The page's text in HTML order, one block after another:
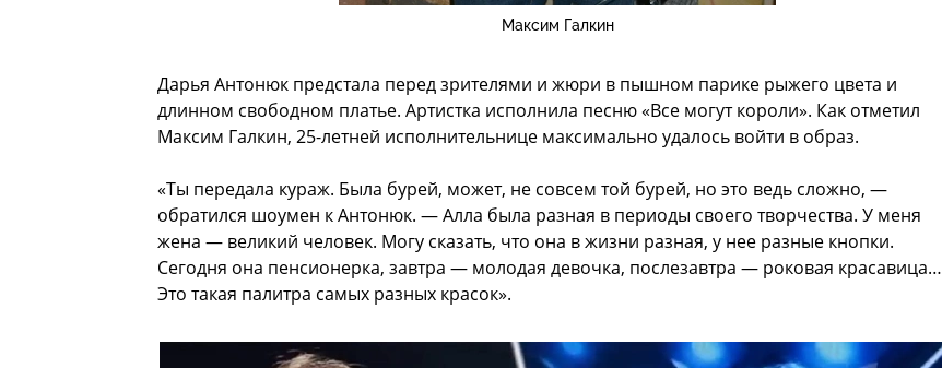
Максим Галкин
Дарья Антонюк предстала перед зрителями и жюри в пышном парике рыжего цвета и
длинном свободном платье. Артистка исполнила песню «Все могут короли». Как отметил
Максим Галкин, 25-летней исполнительнице максимально удалось войти в образ.
«Ты передала кураж. Была бурей, может, не совсем той бурей, но это ведь сложно, —
обратился шоумен к Антонюк. — Алла была разная в периоды своего творчества. У меня
жена — великий человек. Могу сказать, что она в жизни разная, у нее разные кнопки.
Сегодня она пенсионерка, завтра — молодая девочка, послезавтра — роковая красавица…
Это такая палитра самых разных красок».